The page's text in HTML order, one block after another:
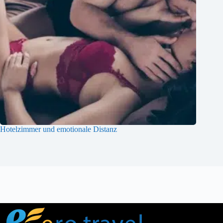
Hotelzimmer und emotionale Distanz